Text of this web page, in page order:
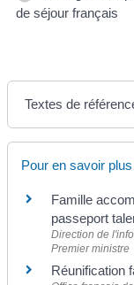
de séjour français
Textes de
Pour en savoir plus
Famille
passeport
Direction de
Premier ministre
Réunification